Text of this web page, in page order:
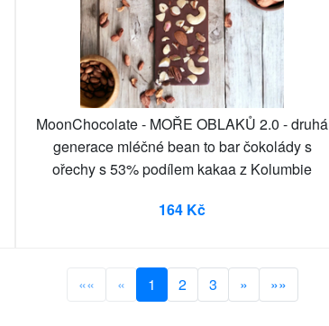
MoonChocolate - MOŘE OBLAKŮ 2.0 - druhá
generace mléčné bean to bar čokolády s
ořechy s 53% podílem kakaa z Kolumbie
164 Kč
«« « 1 2 3 » »»